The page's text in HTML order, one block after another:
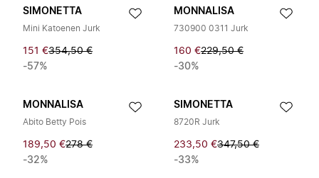
SIMONETTA
Mini Katoenen Jurk
151 €354,50 €
-57%
MONNALISA
730900 0311 Jurk
160 €229,50 €
-30%
MONNALISA
Abito Betty Pois
189,50 €278 €
-32%
SIMONETTA
8720R Jurk
233,50 €347,50 €
-33%